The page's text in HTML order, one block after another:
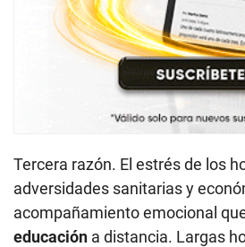
Tercera razón. El estrés de los
adversidades sanitarias y
acompañamiento emocional
educación a distancia. Largas